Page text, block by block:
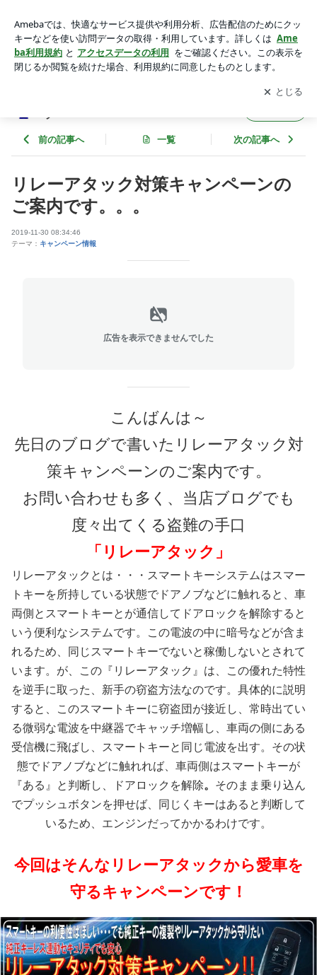
キュリティ専門店 Ｓｅｔ－ｕｐのブログ
アプリをダウンロードして ブログの更新通知
を受け取りまし
ょう。
開く
グ
前の記事へ 一覧 次の記事へ
リレーアタック対策キャンペーンの
ご案内です。。。
2019-11-30 08:34:46
テーマ： キャンペーン情報
広告を表示できませんでした
こんばんは～
先日のブログで書いたリレーアタック対
策キャンペーンのご案内です。
お問い合わせも多く、 当店ブログでも
度々出てくる盗難の手口
「リレーアタック」
リレーアタックとは・・・スマートキーシステムはスマー
トキーを所持している状態でドアノブなどに触れると、車
両側とスマートキーとが通信してドアロックを解除すると
いう便利なシステムです。この電波の中に暗号などが含ま
れるため、同じスマートキーでないと稼働しないとされて
います。が、この『リレーアタック』は、この優れた特性
を逆手に取った、新手の窃盗方法なのです。具体的に説明
すると、このスマートキーに窃盗団が接近し、常時出てい
る微弱な電波を中継器でキャッチ増幅し、車両の側にある
受信機に飛ばし、スマートキーと同じ電波を出す。その状
態でドアノブなどに触れれば、車両側はスマートキーが
『ある』と判断し、ドアロックを解除。 そのまま乗り込ん
でプッシュボタンを押せば、同じくキーはあると判断して
いるため、エンジンだってかかるわけです。
今回はそんなリレーアタックから愛車を
守るキャンペーンです！